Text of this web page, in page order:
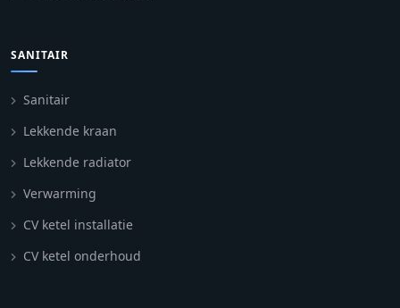
SANITAIR
Sanitair
Lekkende kraan
Lekkende radiator
Verwarming
CV ketel installatie
CV ketel onderhoud